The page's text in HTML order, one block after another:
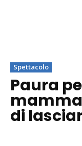
Spettacolo
Paura
di